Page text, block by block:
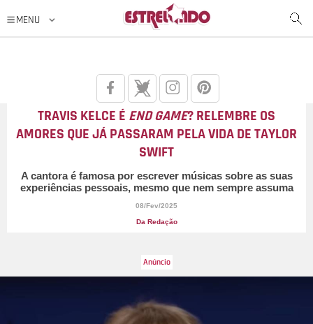
TRAVIS KELCE É END GAME? RELEMBRE OS
AMORES QUE JÁ PASSARAM PELA VIDA DE TAYLOR
SWIFT
A cantora é famosa por escrever músicas sobre as suas
experiências pessoais, mesmo que nem sempre assuma
08/Fev/2025
Da Redação